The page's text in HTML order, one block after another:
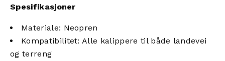
Spesifikasjoner
Materiale: Neopren
Kompatibilitet: Alle kalippere til både landevei
og terreng